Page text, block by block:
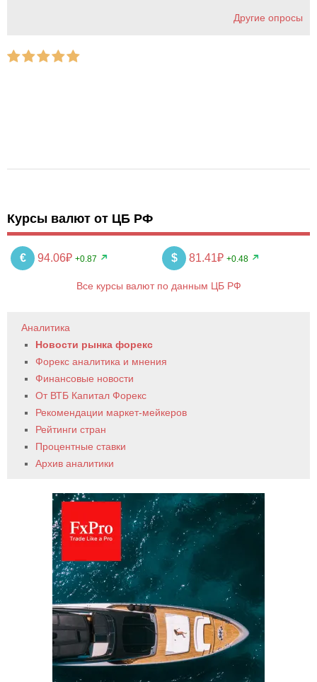
Другие опросы
Курсы валют от ЦБ РФ
€ 94.06₽ +0.87 $ 81.41₽ +0.48
Все курсы валют по данным ЦБ РФ
Аналитика
Новости рынка форекс
Форекс аналитика и мнения
Финансовые новости
От ВТБ Капитал Форекс
Рекомендации маркет-мейкеров
Рейтинги стран
Процентные ставки
Архив аналитики